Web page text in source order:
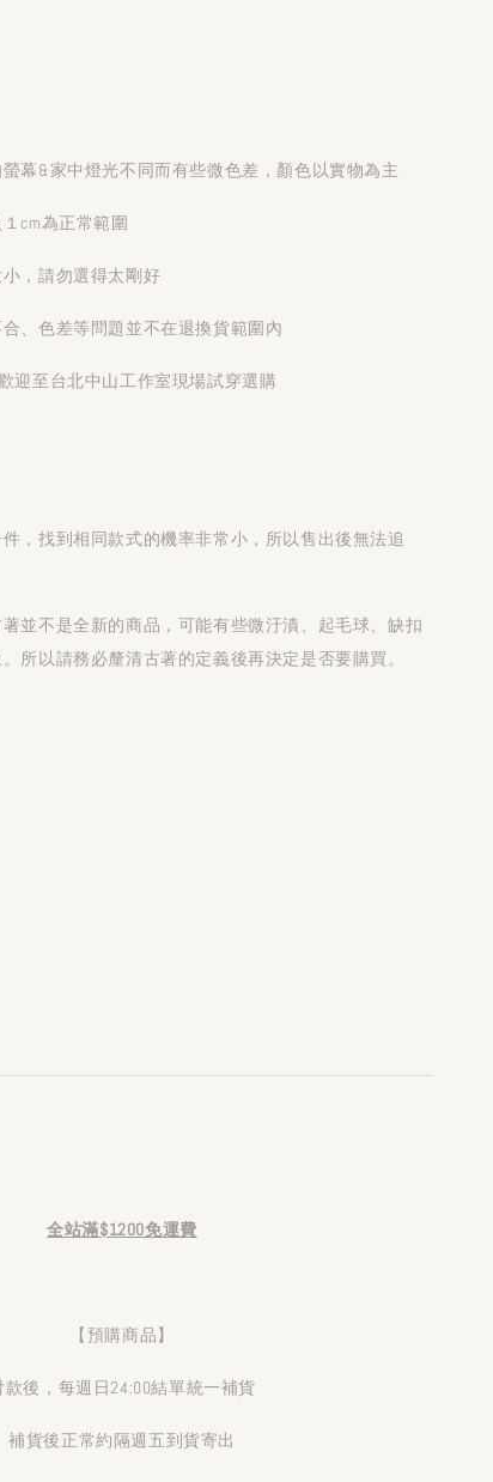
幕&家中燈光不同而有些微色差，顏色以實物為主
cm為正常範圍
，請勿選得太剛好
、色差等問題並不在退換貨範圍內
迎至台北中山工作室現場試穿選購
，找到相同款式的機率非常小，所以售出後無法追
並不是全新的商品，可能有些微汙漬、起毛球、缺扣
所以請務必釐清古著的定義後再決定是否要購買。
全站滿$1200免運費
【預購商品】
款後，每週日24:00結單統一補貨
補貨後正常約隔週五到貨寄出